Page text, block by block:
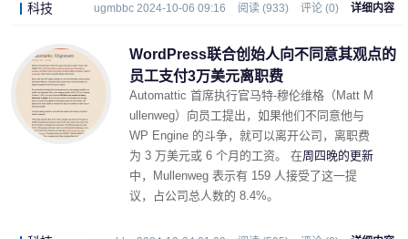
科技 ugmbbc 2024-10-06 09:16 阅读 (933) 评论 (0) 详细内容
WordPress联合创始人向不同意其观点的
员工支付3万美元离职费
Automattic 首席执行官马特-穆伦维格（Matt M
ullenweg）向员工提出，如果他们不同意他与
WP Engine 的斗争，就可以离开公司，离职费
为 3 万美元或 6 个月的工资。 在周四晚的更新
中，Mullenweg 表示有 159 人接受了这一提
议，占公司总人数的 8.4%。